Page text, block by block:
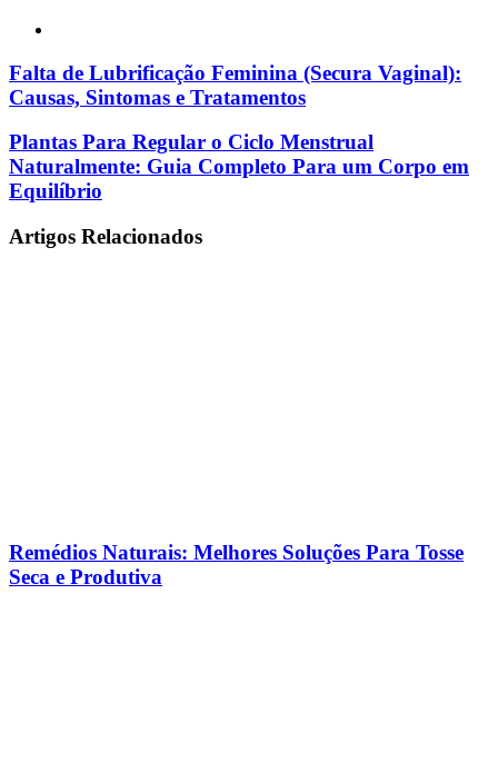
Falta
de
Lubrificação
(Secura
Vaginal):
Causas,
e
Tratamentos
Falta de Lubrificação Feminina (Secura Vaginal):
Causas, Sintomas e Tratamentos
Plantas
Para
Regular
o
Menstrual
Plantas Para Regular o Ciclo Menstrual
Naturalmente: Guia Completo Para um Corpo em
Equilíbrio
Artigos Relacionados
Remédios Naturais: Melhores Soluções Para Tosse
Seca e Produtiva